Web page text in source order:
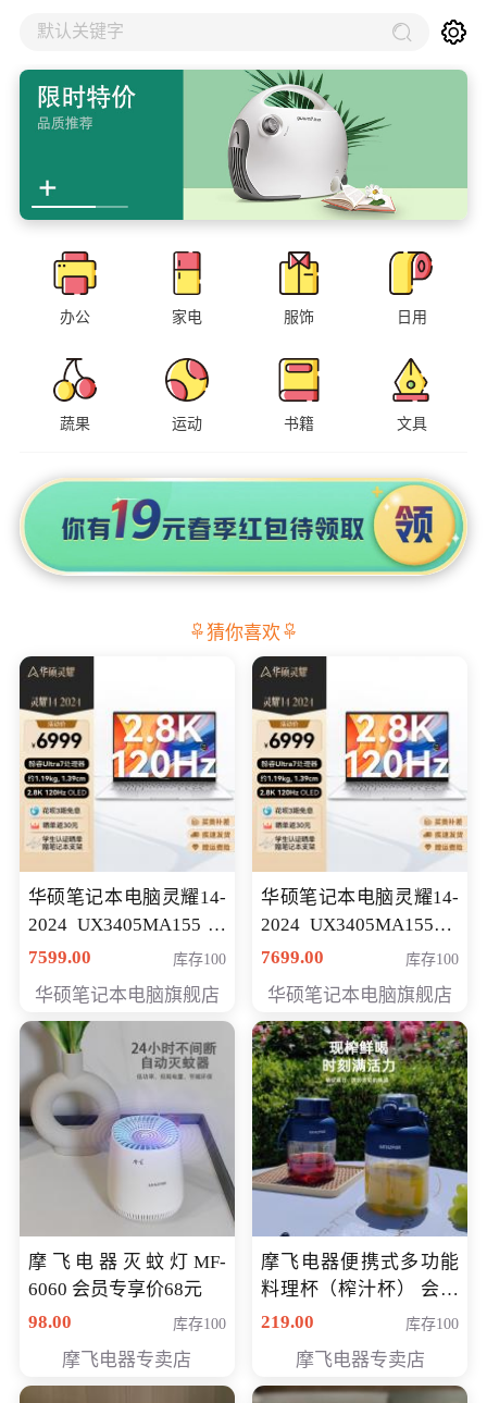
默认关键字
办公 家电 服饰 日用
蔬果 运动 书籍 文具
猜你喜欢
华硕笔记本电脑灵耀14-
2024 UX3405MA155冰
川银 oled 智慧轻薄本 会
7599.00 库存100
华硕笔记本电脑旗舰店
华硕笔记本电脑灵耀14-
2024 UX3405MA155夜
空蓝 oled 智慧轻薄本 会
7699.00 库存100
华硕笔记本电脑旗舰店
摩飞电器灭蚊灯MF-
6060 会员专享价68元
98.00
库存100
摩飞电器专卖店
摩飞电器便携式多功能
料理杯（榨汁杯） 会员
专享价118元
219.00 库存100
摩飞电器专卖店